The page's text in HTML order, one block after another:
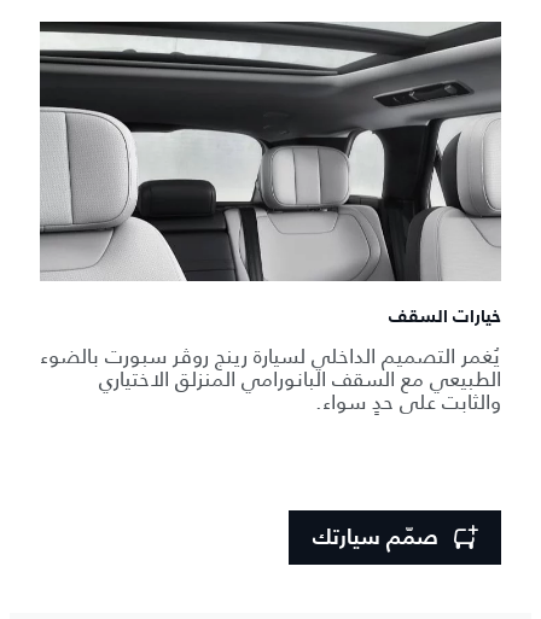
خيارات السقف
يُغمر التصميم الداخلي لسيارة رينج روڤر سبورت بالضوء
الطبيعي مع السقف البانورامي المنزلق الاختياري
والثابت على حدٍ سواء.
صمّم سيارتك